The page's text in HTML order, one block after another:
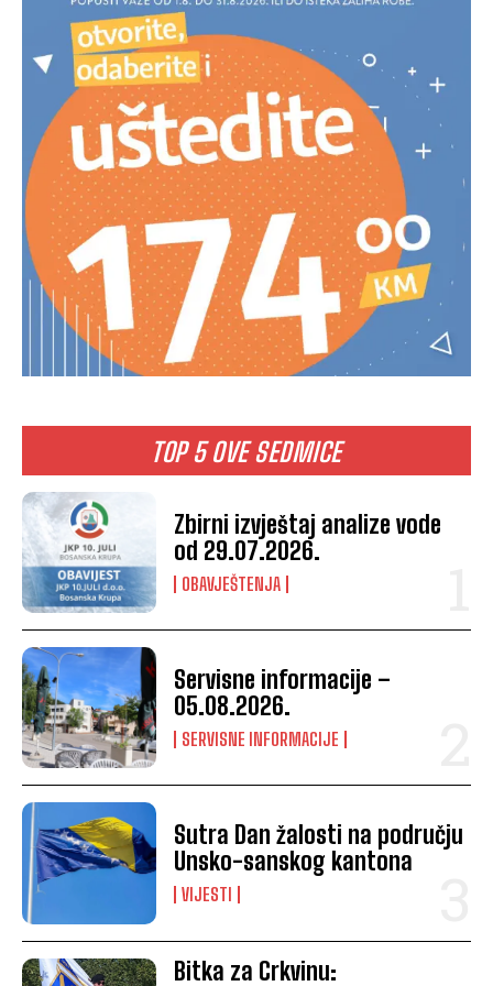
TOP 5 OVE SEDMICE
Zbirni izvještaj analize vode
od 29.07.2026.
OBAVJEŠTENJA
Servisne informacije –
05.08.2026.
SERVISNE INFORMACIJE
Sutra Dan žalosti na području
Unsko-sanskog kantona
VIJESTI
Bitka za Crkvinu: